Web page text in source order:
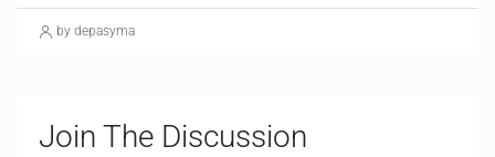
by depasyma
Join The Discussion